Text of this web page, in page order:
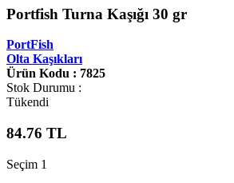
Portfish Turna Kaşığı 30 gr
PortFish
Olta Kaşıkları
Ürün Kodu : 7825
Stok Durumu :
Tükendi
84.76 TL
Seçim 1